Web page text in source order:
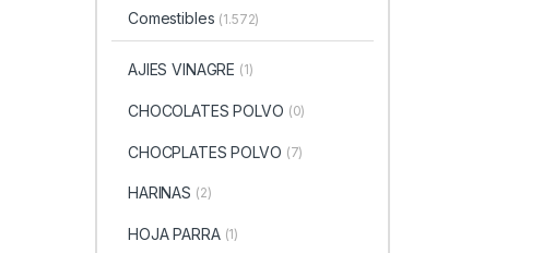
Comestibles (1.572)
AJIES VINAGRE (1)
CHOCOLATES POLVO (0)
CHOCPLATES POLVO (7)
HARINAS (2)
HOJA PARRA (1)